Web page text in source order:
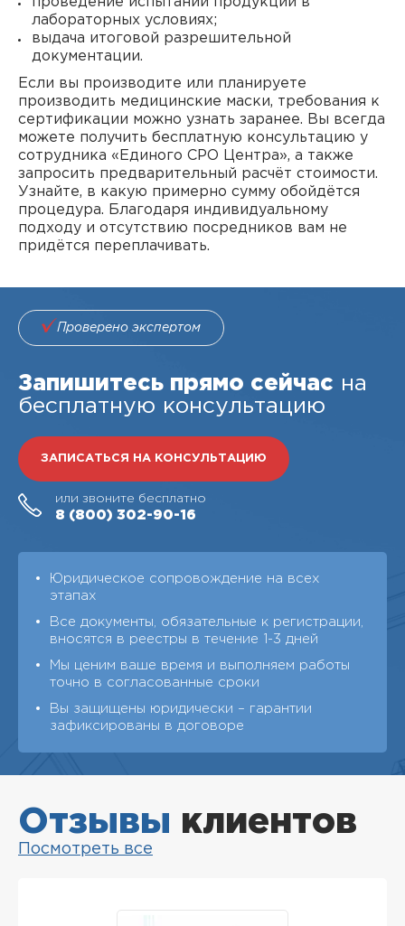
лабораторных условиях;
выдача итоговой разрешительной
документации.
Если вы производите или планируете
производить медицинские маски, требования к
сертификации можно узнать заранее. Вы всегда
можете получить бесплатную консультацию у
сотрудника «Единого СРО Центра», а также
запросить предварительный расчёт стоимости.
Узнайте, в какую примерно сумму обойдётся
процедура. Благодаря индивидуальному
подходу и отсутствию посредников вам не
придётся переплачивать.
Проверено экспертом
Запишитесь прямо сейчас на
бесплатную консультацию
ЗАПИСАТЬСЯ НА КОНСУЛЬТАЦИЮ
или звоните бесплатно
8 (800) 302-90-16
Юридическое сопровождение на всех
этапах
Все документы, обязательные к регистрации,
вносятся в реестры в течение 1-3 дней
Мы ценим ваше время и выполняем работы
точно в согласованные сроки
Вы защищены юридически – гарантии
зафиксированы в договоре
Отзывы клиентов
Посмотреть все